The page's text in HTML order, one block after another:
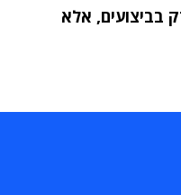
בביצועים, אלא